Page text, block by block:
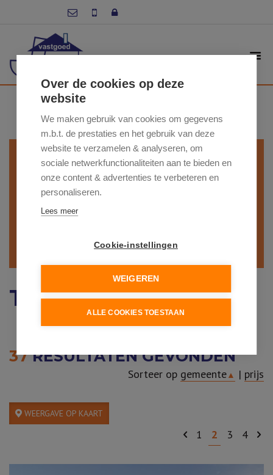
ZOEK IN ONS
AANBOD
- Gemeente -
- Type woning -
- Min.prijs -
ZOEKEN
TE KOOP
37RESULTATEN GEVONDEN
Sorteer op gemeente▲ | prijs
WEERGAVE OP KAART
1 2 3 4
Over de cookies op deze
website
We maken gebruik van cookies om gegevens
m.b.t. de prestaties en het gebruik van deze
website te verzamelen & analyseren, om
sociale netwerkfunctionaliteiten aan te bieden en
onze content & advertenties te verbeteren en
personaliseren.
Lees meer
Cookie-instellingen
WEIGEREN
ALLE COOKIES TOESTAAN